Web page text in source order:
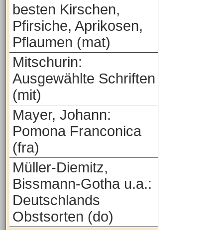
besten Kirschen,
Pfirsiche, Aprikosen,
Pflaumen (mat)
Mitschurin:
Ausgewählte Schriften
(mit)
Mayer, Johann:
Pomona Franconica
(fra)
Müller-Diemitz,
Bissmann-Gotha u.a.:
Deutschlands
Obstsorten (do)